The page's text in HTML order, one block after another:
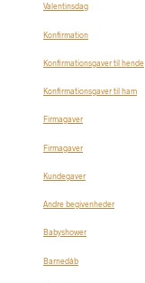
Valentinsdag
Konfirmation
Konfirmationsgaver til hende
Konfirmationsgaver til ham
Firmagaver
Firmagaver
Kundegaver
Andre begivenheder
Babyshower
Barnedåb